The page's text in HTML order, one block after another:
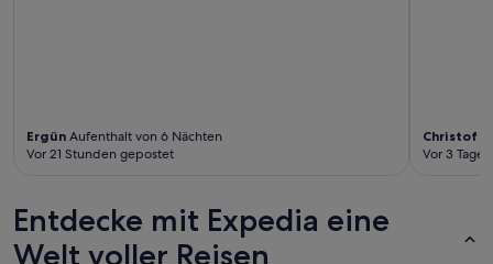
Ergün Aufenthalt von 6 Nächten
Vor 21 Stunden gepostet
Christof
Vor 3
Entdecke mit Expedia eine
Welt voller Reisen